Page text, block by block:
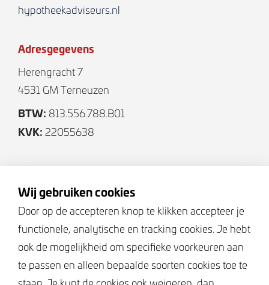
hypotheekadviseurs.nl
Adresgegevens
Herengracht 7
4531 GM Terneuzen
BTW: 813.556.788.B01
KVK: 22055638
Keurmerken
Wij gebruiken cookies
Door op de accepteren knop te klikken accepteer je
functionele, analytische en tracking cookies. Je hebt
ook de mogelijkheid om specifieke voorkeuren aan
te passen en alleen bepaalde soorten cookies toe te
staan. Je kunt de cookies ook weigeren, dan